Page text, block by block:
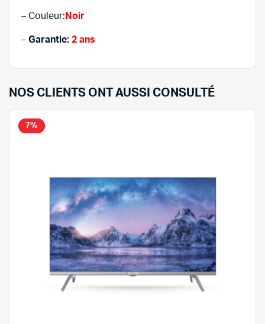
– Couleur: Noir
–Garantie: 2 ans
NOS CLIENTS ONT AUSSI CONSULTÉ
7%